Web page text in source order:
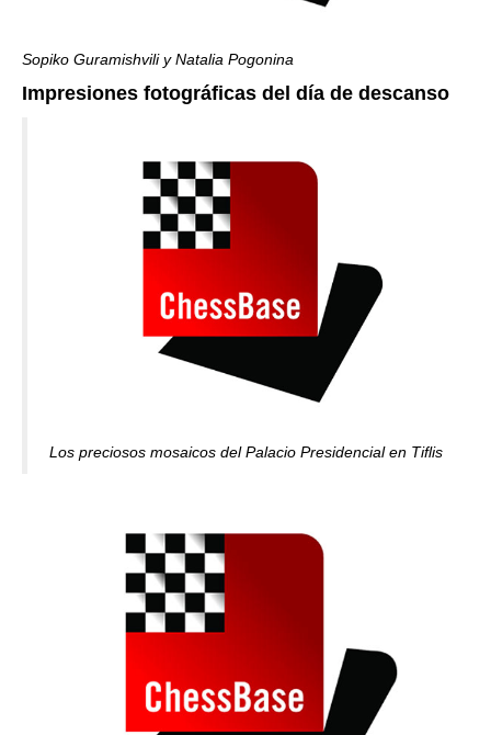
Sopiko Guramishvili y Natalia Pogonina
Impresiones fotográficas del día de descanso
Los preciosos mosaicos del Palacio Presidencial en Tiflis